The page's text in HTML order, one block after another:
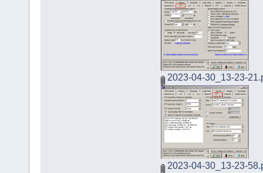
2023-04-30_13-23-
2023-04-30_13-23-